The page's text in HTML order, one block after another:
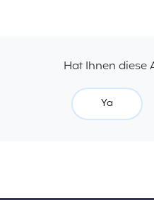
Hat Ihnen diese
Ya